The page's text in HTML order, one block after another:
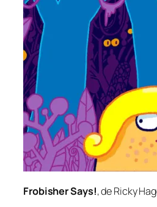
Frobisher Says!, de Ricky